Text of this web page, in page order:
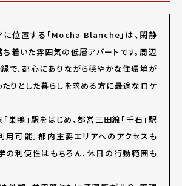
に位置する「Mocha Blanche」は、閑静
着いた雰囲気の低層アパートです。周辺
で、都心にありながら穏やかな住環境が
たりとした暮らしを求める方に最適なロケ
巣鴨」駅をはじめ、都営三田線「千石」駅
用可能。都内主要エリアへのアクセスも
の利便性はもちろん、休日の行動範囲も